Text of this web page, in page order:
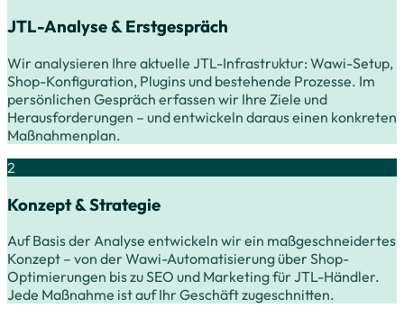
JTL-Analyse & Erstgespräch
Wir analysieren Ihre aktuelle JTL-Infrastruktur: Wawi-Setup,
Shop-Konfiguration, Plugins und bestehende Prozesse. Im
persönlichen Gespräch erfassen wir Ihre Ziele und
Herausforderungen – und entwickeln daraus einen konkreten
Maßnahmenplan.
2
Konzept & Strategie
Auf Basis der Analyse entwickeln wir ein maßgeschneidertes
Konzept – von der Wawi-Automatisierung über Shop-
Optimierungen bis zu SEO und Marketing für JTL-Händler.
Jede Maßnahme ist auf Ihr Geschäft zugeschnitten.